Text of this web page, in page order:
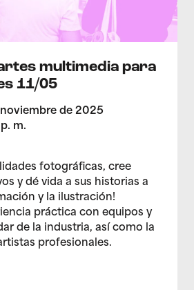
multimedia para
11/05
de 2025
m.
fotográficas, cree
y dé vida a sus historias a
y la ilustración!
práctica con equipos y
de la industria, así como la
profesionales.